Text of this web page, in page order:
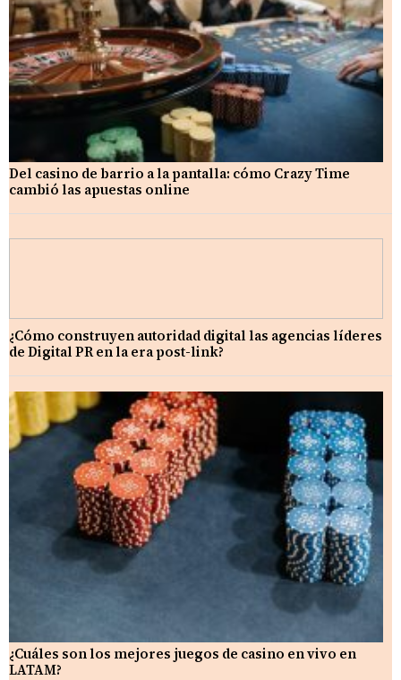
Del casino de barrio a la pantalla: cómo Crazy Time
cambió las apuestas online
¿Cómo construyen autoridad digital las agencias líderes
de Digital PR en la era post-link?
¿Cuáles son los mejores juegos de casino en vivo en
LATAM?